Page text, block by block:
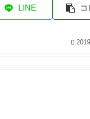
LINE コ